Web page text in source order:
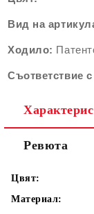
Вид на
Ходило:
Съответствие
Ревюта
Цвят:
Материал: